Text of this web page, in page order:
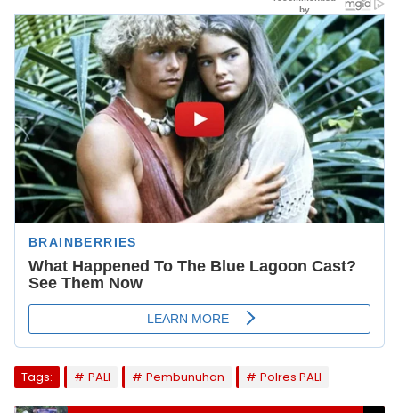
Tags: PALI Pembunuhan Polres PALI